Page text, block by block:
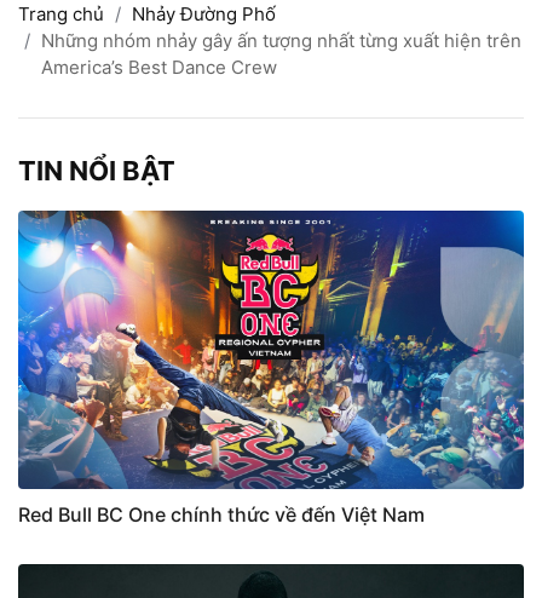
Trang chủ
Nhảy Đường Phố
Những nhóm nhảy gây ấn tượng nhất từng xuất hiện trên
America’s Best Dance Crew
TIN NỔI BẬT
Red Bull BC One chính thức về đến Việt Nam